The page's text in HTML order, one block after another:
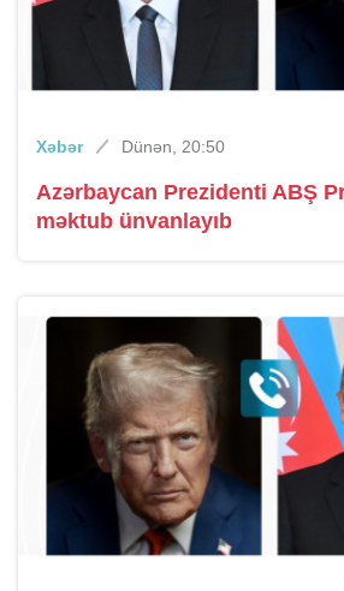
Xəbər Dünən, 20:50
Azərbaycan Prezidenti ABŞ
məktub ünvanlayıb